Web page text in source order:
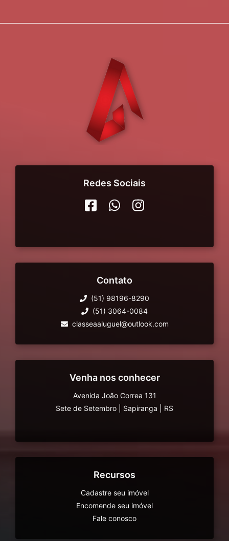
Redes Sociais
Contato
(51) 98196-8290
(51) 3064-0084
classeaaluguel@outlook.com
Venha nos conhecer
Avenida João Correa 131
Sete de Setembro
Sapiranga RS
Recursos
Cadastre seu imóvel
Encomende seu imóvel
Fale conosco